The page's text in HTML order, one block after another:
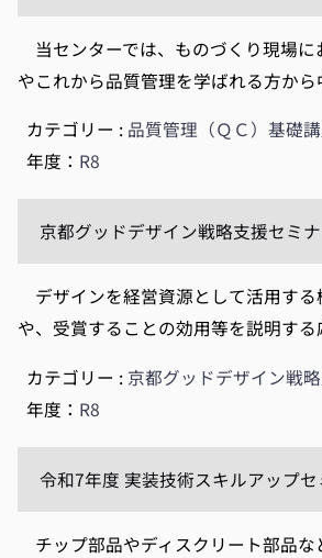
当センターでは、ものづくり現場
やこれから品質管理を学ばれる方か
カテゴリー : 品質管理（ＱＣ）基礎
年度： R8
京都グッドデザイン戦略支援セミ
デザインを経営資源として活用す
や、受賞することの効用等を説明
カテゴリー : 京都グッドデザイン戦
年度： R8
令和7年度 実装技術スキルアップ
チップ部品やディスクリート部品